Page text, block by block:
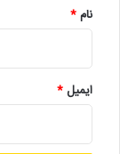
نام*
ایمیل*